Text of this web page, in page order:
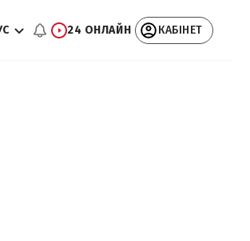
24 ОНЛАЙН КАБІНЕТ